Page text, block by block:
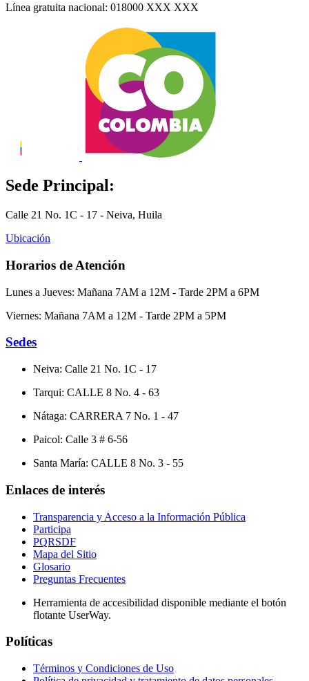
Línea gratuita nacional: 018000 XXX XXX
Sede Principal:
Calle 21 No. 1C - 17 - Neiva, Huila
Ubicación
Horarios de Atención
Lunes a Jueves: Mañana 7AM a 12M - Tarde 2PM a 6PM
Viernes: Mañana 7AM a 12M - Tarde 2PM a 5PM
Sedes
Neiva: Calle 21 No. 1C - 17
Tarqui: CALLE 8 No. 4 - 63
Nátaga: CARRERA 7 No. 1 - 47
Paicol: Calle 3 # 6-56
Santa María: CALLE 8 No. 3 - 55
Enlaces de interés
Transparencia y Acceso a la Información Pública
Participa
PQRSDF
Mapa del Sitio
Glosario
Preguntas Frecuentes
Herramienta de accesibilidad disponible mediante el botón
flotante UserWay.
Políticas
Términos y Condiciones de Uso